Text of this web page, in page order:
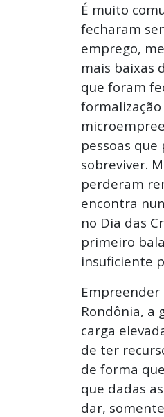
É muito
fecharam
emprego,
mais baixas
que foram
pessoas
sobreviver.
perderam
encontra
no Dia das
primeiro
insuficiente
Empreender
Rondônia, a
carga
de ter
de forma
que dadas
dar,